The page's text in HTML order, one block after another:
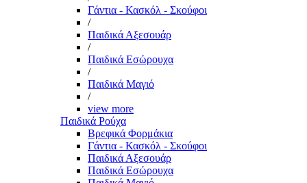
Γάντια - Κασκόλ - Σκούφοι
/
Παιδικά Αξεσουάρ
/
Παιδικά Εσώρουχα
/
Παιδικά Μαγιό
/
view more
Παιδικά Ρούχα
Βρεφικά Φορμάκια
Γάντια - Κασκόλ - Σκούφοι
Παιδικά Αξεσουάρ
Παιδικά Εσώρουχα